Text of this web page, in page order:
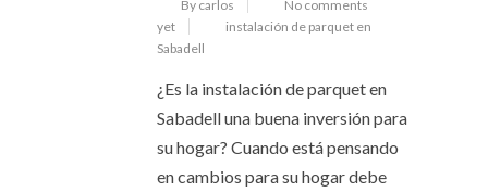
By carlos
No comments
yet
instalación de parquet en
Sabadell
¿Es la instalación de parquet en
Sabadell una buena inversión para
su hogar? Cuando está pensando
en cambios para su hogar debe